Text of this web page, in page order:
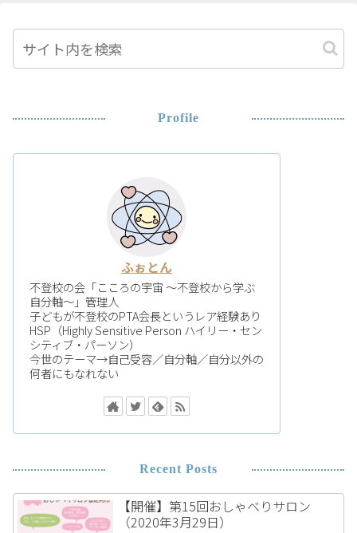
Profile
ふぉとん
不登校の会「こころの宇宙 〜不登校から学ぶ
自分軸〜」管理人
子どもが不登校のPTA会長というレア経験あり
HSP（Highly Sensitive Person ハイリー・セン
シティブ・パーソン）
今世のテーマ→自己受容／自分軸／自分以外の
何者にもなれない
Recent Posts
【開催】第15回おしゃべりサロン
（2020年3月29日）